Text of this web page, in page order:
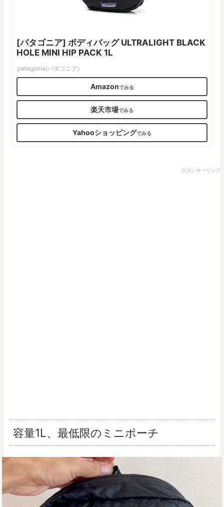
[パタゴニア] ボディバッグ ULTRALIGHT BLACK
HOLE MINI HIP PACK 1L
patagonia(パタゴニア)
Amazon
楽天市場
Yahooショッピング
スポンサーリンク
容量1L、最低限のミニポーチ